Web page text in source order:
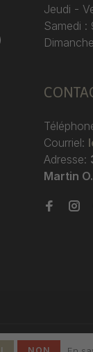
Jeudi -
Samedi :
Courriel:
Adresse:
Martin